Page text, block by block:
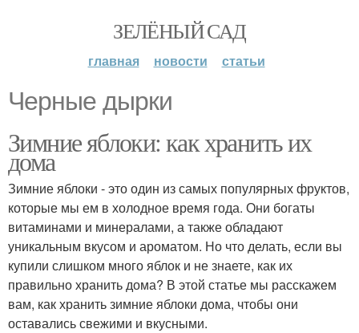
ЗЕЛЁНЫЙ САД
главная новости статьи
Черные дырки
Зимние яблоки: как хранить их
дома
Зимние яблоки - это один из самых популярных фруктов,
которые мы ем в холодное время года. Они богаты
витаминами и минералами, а также обладают
уникальным вкусом и ароматом. Но что делать, если вы
купили слишком много яблок и не знаете, как их
правильно хранить дома? В этой статье мы расскажем
вам, как хранить зимние яблоки дома, чтобы они
оставались свежими и вкусными.